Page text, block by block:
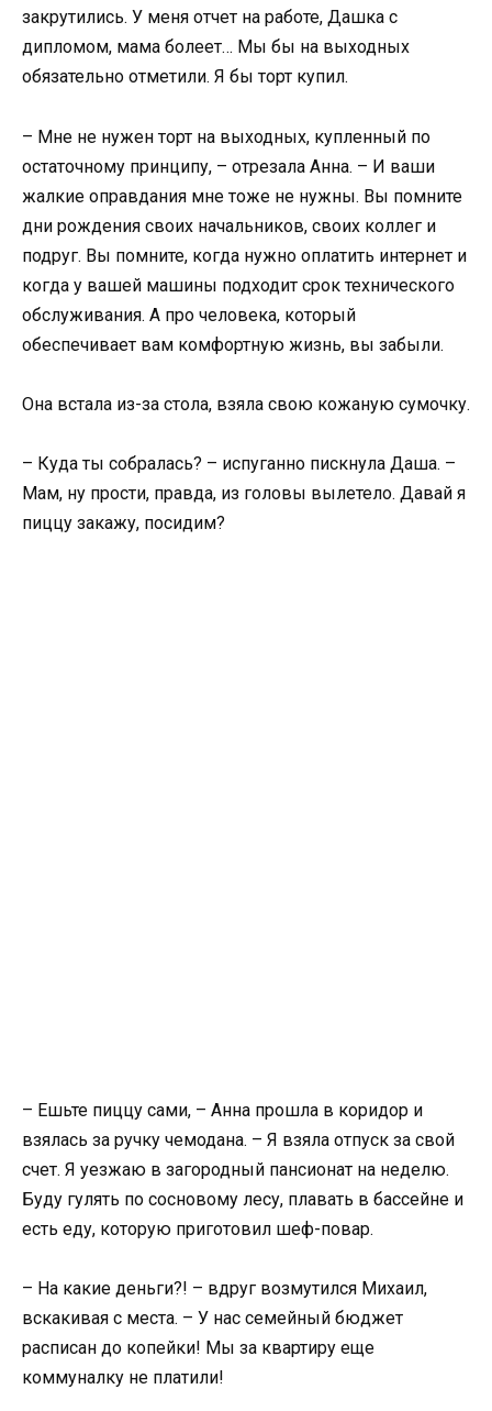
закрутились. У меня отчет на работе, Дашка с
дипломом, мама болеет… Мы бы на выходных
обязательно отметили. Я бы торт купил.
– Мне не нужен торт на выходных, купленный по
остаточному принципу, – отрезала Анна. – И ваши
жалкие оправдания мне тоже не нужны. Вы помните
дни рождения своих начальников, своих коллег и
подруг. Вы помните, когда нужно оплатить интернет и
когда у вашей машины подходит срок технического
обслуживания. А про человека, который
обеспечивает вам комфортную жизнь, вы забыли.
Она встала из-за стола, взяла свою кожаную сумочку.
– Куда ты собралась? – испуганно пискнула Даша. –
Мам, ну прости, правда, из головы вылетело. Давай я
пиццу закажу, посидим?
– Ешьте пиццу сами, – Анна прошла в коридор и
взялась за ручку чемодана. – Я взяла отпуск за свой
счет. Я уезжаю в загородный пансионат на неделю.
Буду гулять по сосновому лесу, плавать в бассейне и
есть еду, которую приготовил шеф-повар.
– На какие деньги?! – вдруг возмутился Михаил,
вскакивая с места. – У нас семейный бюджет
расписан до копейки! Мы за квартиру еще
коммуналку не платили!